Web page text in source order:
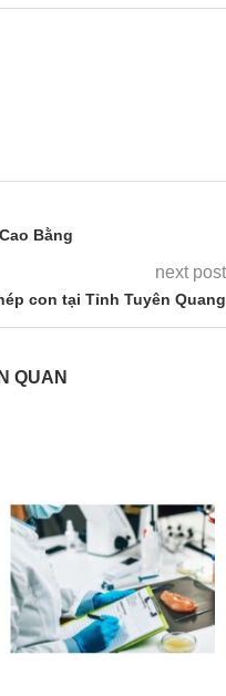
Bằng
next post
con tại Tỉnh Tuyên Quang
QUAN